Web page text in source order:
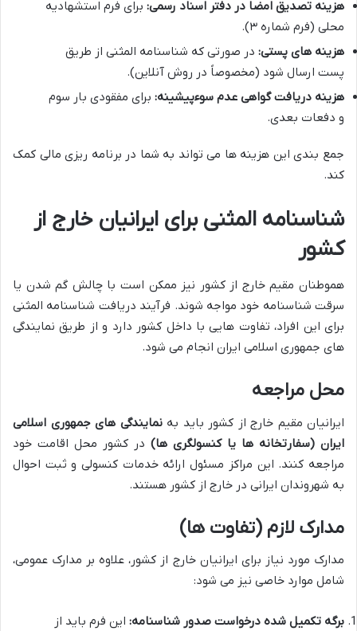
هزینه تصدیق امضا در دفتر اسناد رسمی: برای فرم استشهادیه
محلی (فرم شماره ۳).
هزینه های پستی: در صورتی که شناسنامه المثنی از طریق
پست ارسال شود (مخصوصاً در روش آنلاین).
هزینه دریافت گواهی عدم سوءپیشینه: برای مفقودی بار سوم
و دفعات بعدی.
جمع بندی این هزینه ها می تواند به شما در برنامه ریزی مالی کمک
کند.
شناسنامه المثنی برای ایرانیان خارج از
کشور
هموطنان مقیم خارج از کشور نیز ممکن است با چالش گم شدن یا
سرقت شناسنامه خود مواجه شوند. فرآیند دریافت شناسنامه المثنی
برای این افراد، تفاوت هایی با داخل کشور دارد و از طریق نمایندگی
های جمهوری اسلامی ایران انجام می شود.
محل مراجعه
ایرانیان مقیم خارج از کشور باید بهنمایندگی های جمهوری اسلامی
ایران (سفارتخانه ها یا کنسولگری ها) در کشور محل اقامت خود
مراجعه کنند. این مراکز مسئول ارائه خدمات کنسولی و ثبت احوال
به شهروندان ایرانی در خارج از کشور هستند.
مدارک لازم (تفاوت ها)
مدارک مورد نیاز برای ایرانیان خارج از کشور، علاوه بر مدارک عمومی،
شامل موارد خاصی نیز می شود:
برگه تکمیل شده درخواست صدور شناسنامه: این فرم باید از